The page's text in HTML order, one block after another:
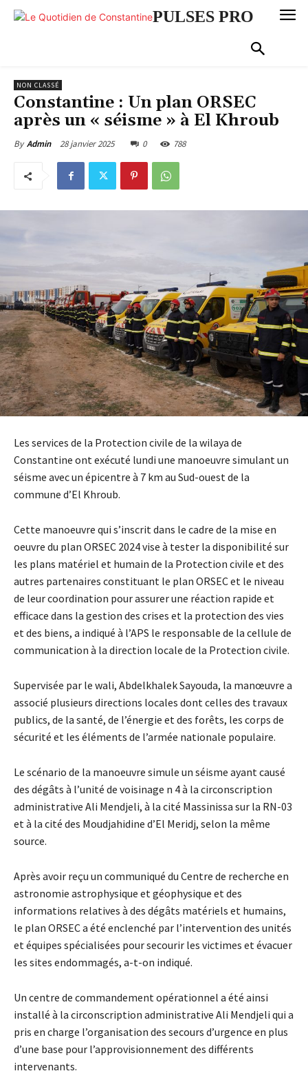
PULSES PRO
NON CLASSÉ
Constantine : Un plan ORSEC
après un « séisme » à El Khroub
By Admin 28 janvier 2025 0 788
Les services de la Protection civile de la wilaya de
Constantine ont exécuté lundi une manoeuvre simulant un
séisme avec un épicentre à 7 km au Sud-ouest de la
commune d’El Khroub.
Cette manoeuvre qui s’inscrit dans le cadre de la mise en
oeuvre du plan ORSEC 2024 vise à tester la disponibilité sur
les plans matériel et humain de la Protection civile et des
autres partenaires constituant le plan ORSEC et le niveau
de leur coordination pour assurer une réaction rapide et
efficace dans la gestion des crises et la protection des vies
et des biens, a indiqué à l’APS le responsable de la cellule de
communication à la direction locale de la Protection civile.
Supervisée par le wali, Abdelkhalek Sayouda, la manœuvre a
associé plusieurs directions locales dont celles des travaux
publics, de la santé, de l’énergie et des forêts, les corps de
sécurité et les éléments de l’armée nationale populaire.
Le scénario de la manoeuvre simule un séisme ayant causé
des dégâts à l’unité de voisinage n 4 à la circonscription
administrative Ali Mendjeli, à la cité Massinissa sur la RN-03
et à la cité des Moudjahidine d’El Meridj, selon la même
source.
Après avoir reçu un communiqué du Centre de recherche en
astronomie astrophysique et géophysique et des
informations relatives à des dégâts matériels et humains,
le plan ORSEC a été enclenché par l’intervention des unités
et équipes spécialisées pour secourir les victimes et évacuer
les sites endommagés, a-t-on indiqué.
Un centre de commandement opérationnel a été ainsi
installé à la circonscription administrative Ali Mendjeli qui a
pris en charge l’organisation des secours d’urgence en plus
d’une base pour l’approvisionnement des différents
intervenants.